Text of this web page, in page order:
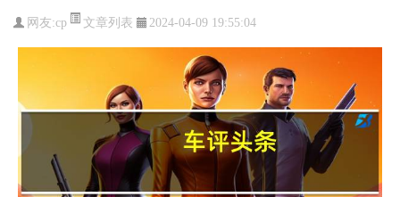
网友:cp 文章列表 2024-04-09 19:55:04